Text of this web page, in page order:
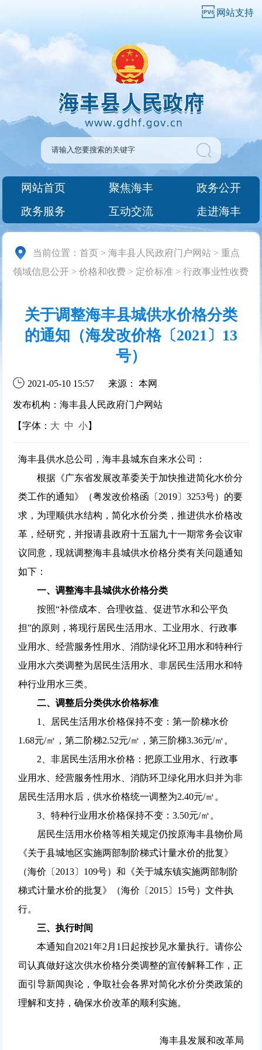
网站支持
网站首页 聚焦海丰
政务公开
政务服务
互动交流 走进海丰
当前位置：首页 >海丰县人民政府门户网站 >重点
领域信息公开 >价格和收费 > 定价标准 >行政事业性收费
关于调整海丰县城供水价格分类
的通知（海发改价格〔2021〕13
号）
2021-05-10 15:57 来源： 本网
发布机构：海丰县人民政府门户网站
【字体： 大 中 小】
海丰县供水总公司，海丰县城东自来水公司：
根据《广东省发展改革委关于加快推进简化水价分
类工作的通知》（粤发改价格函〔2019〕3253号）的要
求，为理顺供水结构，简化水价分类，推进供水价格改
革，经研究，并报请县政府十五届九十一期常务会议审
议同意，现就调整海丰县城供水价格分类有关问题通知
如下：
一、调整海丰县城供水价格分类
按照“补偿成本、合理收益、促进节水和公平负
担”的原则，将现行居民生活用水、工业用水、行政事
业用水、经营服务性用水、消防绿化环卫用水和特种行
业用水六类调整为居民生活用水、非居民生活用水和特
种行业用水三类。
二、调整后分类供水价格标准
1、居民生活用水价格保持不变：第一阶梯水价
1.68元/㎥，第二阶梯2.52元/㎥，第三阶梯3.36元/㎥。
2、非居民生活用水价格：把原工业用水、行政事
业用水、经营服务性用水、消防环卫绿化用水归并为非
居民生活用水后，供水价格统一调整为2.40元/㎥。
3、特种行业用水价格保持不变：3.50元/㎥。
居民生活用水价格等相关规定仍按原海丰县物价局
《关于县城地区实施两部制阶梯式计量水价的批复》
（海价〔2013〕109号）和《关于城东镇实施两部制阶
梯式计量水价的批复》（海价〔2015〕15号）文件执
行。
三、执行时间
本通知自2021年2月1日起按抄见水量执行。请你公
司认真做好这次供水价格分类调整的宣传解释工作，正
面引导新闻舆论，争取社会各界对简化水价分类政策的
理解和支持，确保水价改革的顺利实施。
海丰县发展和改革局